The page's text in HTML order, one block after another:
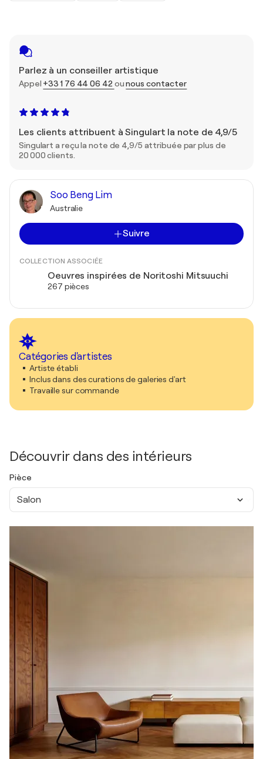
Parlez à un conseiller artistique
Appel +33 1 76 44 06 42 ounous contacter
Les clients attribuent à Singulart la note de 4,9/5
Singulart a reçu la note de 4,9/5 attribuée par plus de
20 000 clients.
Soo Beng Lim
Australie
Suivre
COLLECTION ASSOCIÉE
Oeuvres inspirées de Noritoshi Mitsuuchi
267 pièces
Catégories d'artistes
Artiste établi
Inclus dans des curations de galeries d'art
Travaille sur commande
Découvrir dans des intérieurs
Pièce
Salon